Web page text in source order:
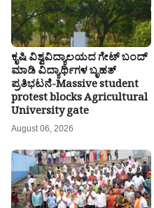
ಕೃಷಿ ವಿಶ್ವವಿದ್ಯಾಲಯದ ಗೇಟ್ ಬಂದ್
ಮಾಡಿ ವಿದ್ಯಾರ್ಥಿಗಳ ಬೃಹತ್
ಪ್ರತಿಭಟನೆ-Massive student
protest blocks Agricultural
University gate
August 06, 2026